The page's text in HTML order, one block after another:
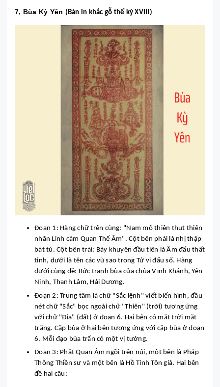
7, Bùa Kỳ Yên (Bản in khắc gỗ thế kỷ XVIII)
Đoạn 1: Hàng chữ trên cùng: "Nam mô thiên thut thiên
nhãn Linh cảm Quan Thế Âm". Cột bên phải là nhị thập
bát tú. Cột bên trái: Bảy khuyên đầu tiên là Âm đẩu thất
tinh, dưới là tên các vù sao trong Tử vi đẩu số. Hàng
dưới cùng đề: Bức tranh bùa của chùa Vĩnh Khánh, Yên
Ninh, Thanh Lâm, Hải Dương.
Đoạn 2: Trung tâm là chữ "Sắc lệnh" viết biến hình, đầu
nét chữ "Sắc" bọc ngoài chữ "Thiên" (trời) tương ứng
với chữ "Địa" (đất) ở đoạn 6. Hai bên có mặt trời mặt
trăng. Cặp bùa ở hai bên tương ứng với cặp bùa ở đoạn
6. Mỗi đạo bùa trấn có một vị tướng.
Đoạn 3: Phật Quan Âm ngồi trên núi, một bên là Pháp
Thông Thiền sư và một bên là Hồ Tinh Tôn giả. Hai bên
đề hai câu: